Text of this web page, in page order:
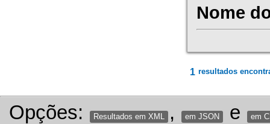
Nome
1 resultados
Opções: Resultados em XML , em JSON e em